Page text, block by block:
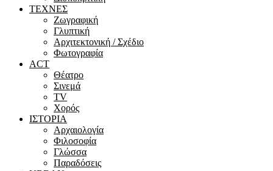
ΤΕΧΝΕΣ
Ζωγραφική
Γλυπτική
Αρχιτεκτονική / Σχέδιο
Φωτογραφία
ACT
Θέατρο
Σινεμά
ΤV
Χορός
ΙΣΤΟΡΙΑ
Αρχαιολογία
Φιλοσοφία
Γλώσσα
Παραδόσεις